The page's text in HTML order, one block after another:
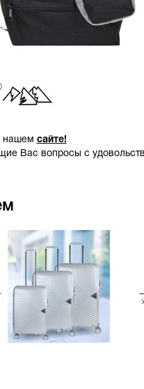
нашем сайте!
Вас вопросы с